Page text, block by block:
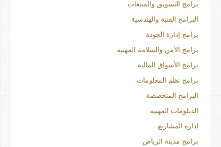
برامج التسويق والمبيعات
البرامج الفنية والهندسية
برامج إدارة الجودة
برامج الأمن والسلامة المهنية
برامج الأسواق المالية
برامج نظم المعلومات
البرامج المتخصصة
الدبلومات المهنية
إدارة المشاريع
برامج مدينة الرياض